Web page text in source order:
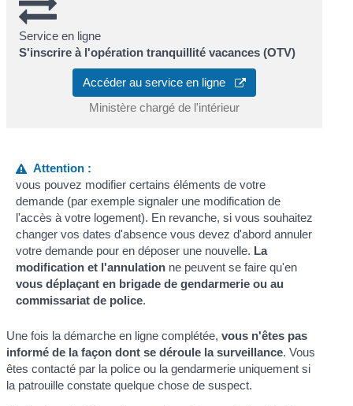
Service en ligne
S'inscrire à l'opération tranquillité vacances (OTV)
Accéder au service en ligne
Ministère chargé de l'intérieur
Attention :
vous pouvez modifier certains éléments de votre
demande (par exemple signaler une modification de
l'accès à votre logement). En revanche, si vous souhaitez
changer vos dates d'absence vous devez d'abord annuler
votre demande pour en déposer une nouvelle. La
modification et l'annulationne peuvent se faire qu'en
vous déplaçant en brigade de gendarmerie ou au
commissariat de police.
Une fois la démarche en ligne complétée,vous n'êtes pas
informé de la façon dont se déroule la surveillance. Vous
êtes contacté par la police ou la gendarmerie uniquement si
la patrouille constate quelque chose de suspect.